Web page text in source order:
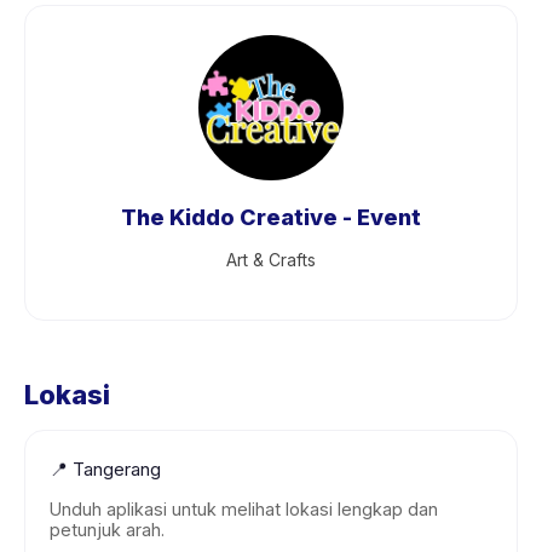
The Kiddo Creative - Event
Art & Crafts
Lokasi
📍 Tangerang
Unduh aplikasi untuk melihat lokasi lengkap dan
petunjuk arah.